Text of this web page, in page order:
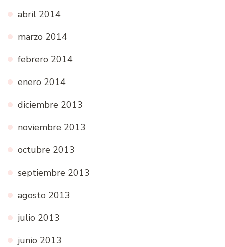
abril 2014
marzo 2014
febrero 2014
enero 2014
diciembre 2013
noviembre 2013
octubre 2013
septiembre 2013
agosto 2013
julio 2013
junio 2013